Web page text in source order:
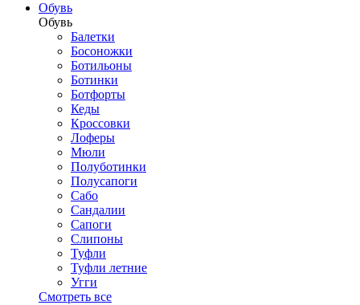
Обувь
Обувь
Балетки
Босоножки
Ботильоны
Ботинки
Ботфорты
Кеды
Кроссовки
Лоферы
Мюли
Полуботинки
Полусапоги
Сабо
Сандалии
Сапоги
Слипоны
Туфли
Туфли летние
Угги
Смотреть все